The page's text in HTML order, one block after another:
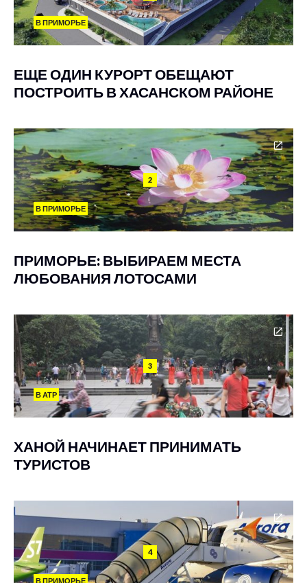
В ПРИМОРЬЕ
ЕЩЕ ОДИН КУРОРТ ОБЕЩАЮТ
ПОСТРОИТЬ В ХАСАНСКОМ РАЙОНЕ
2
В ПРИМОРЬЕ
ПРИМОРЬЕ: ВЫБИРАЕМ МЕСТА
ЛЮБОВАНИЯ ЛОТОСАМИ
3
В АТР
ХАНОЙ НАЧИНАЕТ ПРИНИМАТЬ
ТУРИСТОВ
4
В ПРИМОРЬЕ